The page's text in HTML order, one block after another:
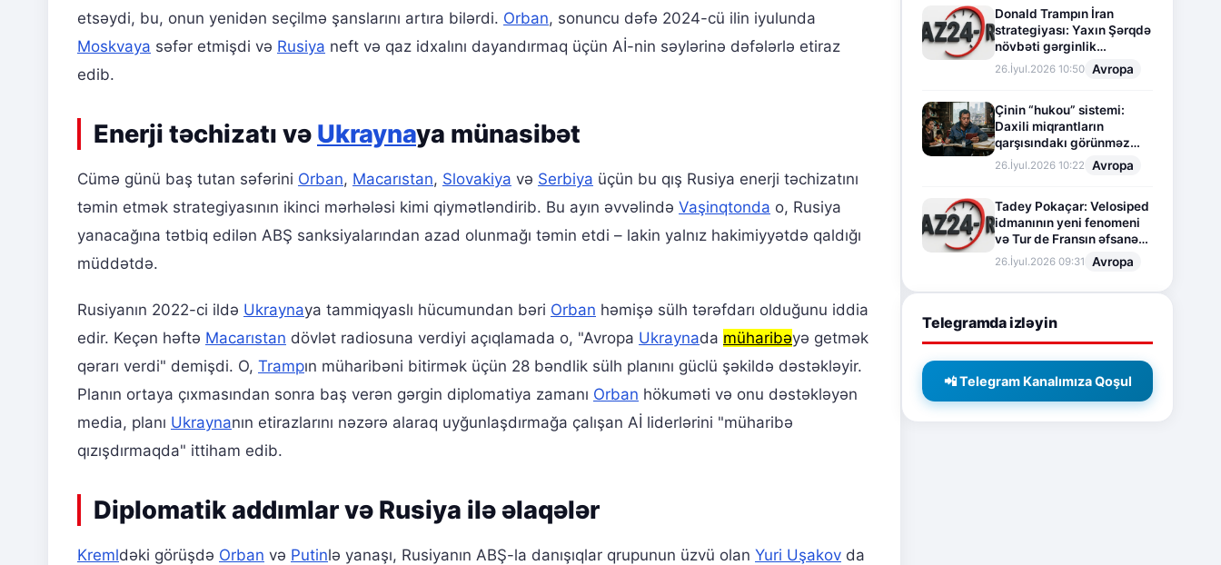
etsəydi, bu, onun yenidən seçilmə şanslarını artıra bilərdi. Orban, sonuncu dəfə 2024-cü ilin iyulunda
Moskvaya səfər etmişdi və Rusiya neft və qaz idxalını dayandırmaq üçün Aİ-nin səylərinə dəfələrlə etiraz
edib.
Enerji təchizatı və Ukraynaya münasibət
Cümə günü baş tutan səfərini Orban, Macarıstan, Slovakiya və Serbiya üçün bu qış Rusiya enerji təchizatını
təmin etmək strategiyasının ikinci mərhələsi kimi qiymətləndirib. Bu ayın əvvəlində Vaşinqtonda o, Rusiya
yanacağına tətbiq edilən ABŞ sanksiyalarından azad olunmağı təmin etdi – lakin yalnız hakimiyyətdə qaldığı
müddətdə.
Rusiyanın 2022-ci ildə Ukraynaya tammiqyaslı hücumundan bəri Orban həmişə sülh tərəfdarı olduğunu iddia
edir. Keçən həftə Macarıstan dövlət radiosuna verdiyi açıqlamada o, "Avropa Ukraynada müharibəyə getmək
qərarı verdi" demişdi. O, Trampın müharibəni bitirmək üçün 28 bəndlik sülh planını güclü şəkildə dəstəkləyir.
Planın ortaya çıxmasından sonra baş verən gərgin diplomatiya zamanı Orban hökuməti və onu dəstəkləyən
media, planı Ukraynanın etirazlarını nəzərə alaraq uyğunlaşdırmağa çalışan Aİ liderlərini "müharibə
qızışdırmaqda" ittiham edib.
Diplomatik addımlar və Rusiya ilə əlaqələr
Kremldəki görüşdə Orban və Putinlə yanaşı, Rusiyanın ABŞ-la danışıqlar qrupunun üzvü olan Yuri Uşakov da
Donald Trampın İran
strategiyası: Yaxın Şərqdə
növbəti gərginlik
mərhələsi
26.İyul.2026 10:50 Avropa
Çinin “hukou” sistemi:
Daxili miqrantların
qarşısındakı görünməz
sədd
26.İyul.2026 10:22 Avropa
Tadey Pokaçar: Velosiped
idmanının yeni fenomeni
və Tur de Fransın əfsanəvi
səhifəsi
26.İyul.2026 09:31 Avropa
Telegramda izləyin
📲 Telegram Kanalımıza Qoşul